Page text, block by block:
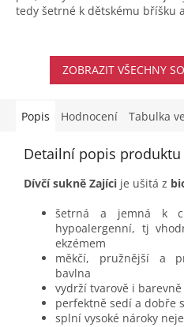
tedy šetrné k dětskému bříšku
ZOBRAZIT VŠECHNY
Popis Hodnocení Tabulka
Detailní popis produktu
Dívčí sukně Zajíci je ušitá z
šetrná a jemná k
hypoalergenní, tj
ekzémem
měkčí, pružnější a
bavlna
vydrží tvarově i
perfektně sedí a dobře
splní vysoké nároky